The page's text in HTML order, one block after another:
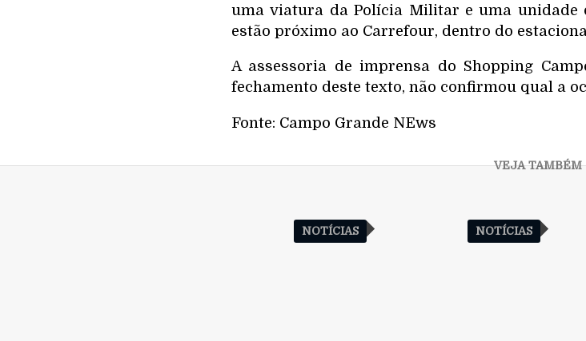
uma viatura da Polícia Militar e uma unidade
estão próximo ao Carrefour, dentro do
A assessoria de imprensa do Shopping
fechamento deste texto, não confirmou qual a
Fonte: Campo Grande NEws
NOTÍCIAS NOTÍCIAS